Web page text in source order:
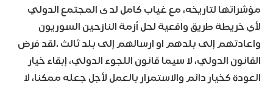
مؤشراتها لتاريخه، مع غياب كامل لدى المجتمع الدولي
لأي خريطة طريق واقعية لحل أزمة النازحين السوريون
واعادتهم إلى بلدهم او ارسالهم إلى بلد ثالث .لقد فرض
القانون الدولي، لا سيما قانون اللجوء الدولي، إبقاء خيار
العودة كخيار دائم والاستمرار بالعمل لأجل جعله ممكنا، لا